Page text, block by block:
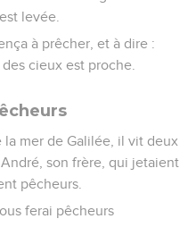
levée.
à prêcher, et à dire :
cieux est proche.
mer de Galilée, il vit deux
son frère, qui jetaient
pêcheurs.
ferai pêcheurs